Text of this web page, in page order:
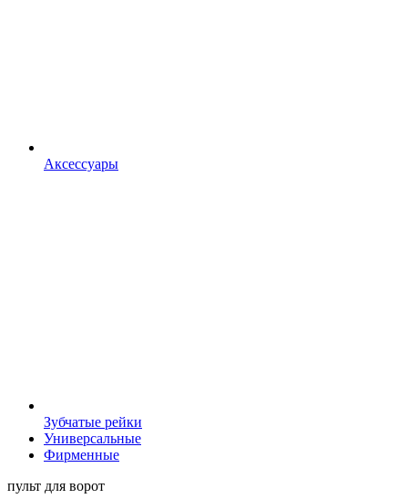
Аксессуары
Зубчатые рейки
Универсальные
Фирменные
пульт для ворот